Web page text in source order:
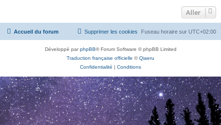
Aller
Accueil du forum Fuseau horaire sur UTC+02:00
Supprimer les cookies
Développé parphpBB® Forum Software © phpBB Limited
Traduction française officielle ©Qiaeru
Confidentialité | Conditions